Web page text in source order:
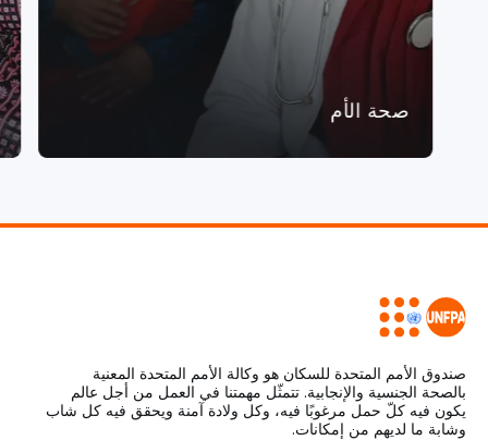
صحة الأم
صندوق الأمم المتحدة للسكان هو وكالة الأمم المتحدة المعنية
بالصحة الجنسية والإنجابية. تتمثّل مهمتنا في العمل من أجل عالم
يكون فيه كلّ حمل مرغوبًا فيه، وكل ولادة آمنة ويحقق فيه كل شاب
وشابة ما لديهم من إمكانات.